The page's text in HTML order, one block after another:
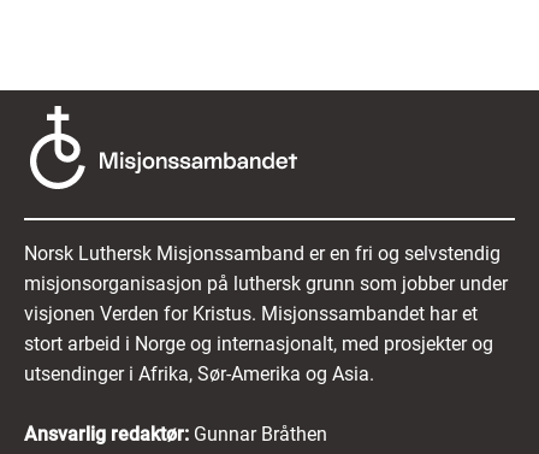
Norsk Luthersk Misjonssamband er en fri og selvstendig
misjonsorganisasjon på luthersk grunn som jobber under
visjonen Verden for Kristus. Misjonssambandet har et
stort arbeid i Norge og internasjonalt, med prosjekter og
utsendinger i Afrika, Sør-Amerika og Asia.
Ansvarlig redaktør: Gunnar Bråthen